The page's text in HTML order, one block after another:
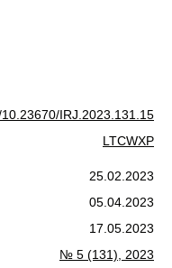
IRJ.2023.131.15
LTCWXP
25.02.2023
05.04.2023
17.05.2023
№ 5 (131), 2023